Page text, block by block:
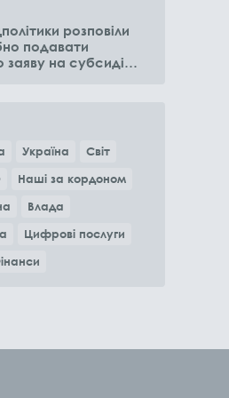
розповіли
подавати
заяву на субсидію
Україна
Світ
Наші за кордоном
Влада
Цифрові послуги